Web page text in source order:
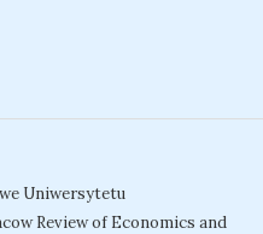
Uniwersytetu
Review of Economics and